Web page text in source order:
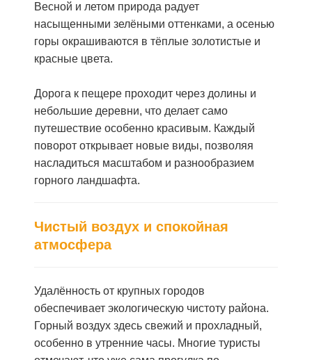
Весной и летом природа радует
насыщенными зелёными оттенками, а осенью
горы окрашиваются в тёплые золотистые и
красные цвета.
Дорога к пещере проходит через долины и
небольшие деревни, что делает само
путешествие особенно красивым. Каждый
поворот открывает новые виды, позволяя
насладиться масштабом и разнообразием
горного ландшафта.
Чистый воздух и спокойная
атмосфера
Удалённость от крупных городов
обеспечивает экологическую чистоту района.
Горный воздух здесь свежий и прохладный,
особенно в утренние часы. Многие туристы